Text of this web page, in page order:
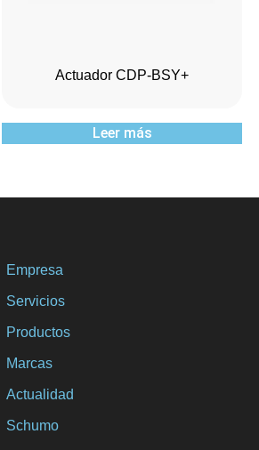
Actuador CDP-BSY+
Leer más
Empresa
Servicios
Productos
Marcas
Actualidad
Schumo